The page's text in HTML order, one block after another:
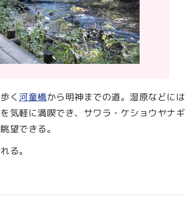
く 河童橋から明神までの道。湿原などには
気軽に満喫でき、サワラ・ケショウヤナギ
望できる。
る。